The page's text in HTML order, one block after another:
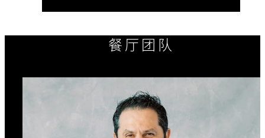
餐厅团队